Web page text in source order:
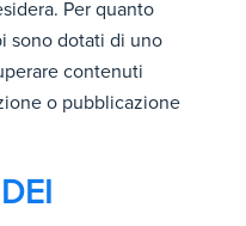
Per quanto
sono dotati di uno
contenuti
o pubblicazione